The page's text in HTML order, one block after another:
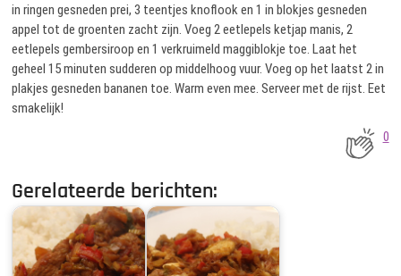
in ringen gesneden prei, 3 teentjes knoflook en 1 in blokjes gesneden
appel tot de groenten zacht zijn. Voeg 2 eetlepels ketjap manis, 2
eetlepels gembersiroop en 1 verkruimeld maggiblokje toe. Laat het
geheel 15 minuten sudderen op middelhoog vuur. Voeg op het laatst 2 in
plakjes gesneden bananen toe. Warm even mee. Serveer met de rijst. Eet
smakelijk!
0
Gerelateerde berichten: